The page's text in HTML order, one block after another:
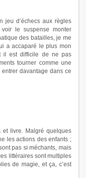
jeu d’échecs aux règles
le suspense monter
des batailles, je me
a accaparé le plus mon
il est difficile de ne pas
tourner comme une
davantage dans ce
livre. Malgré quelques
les actions des enfants ;
pas si méchants, mais
littéraires sont multiples
de magie, et ça, c’est